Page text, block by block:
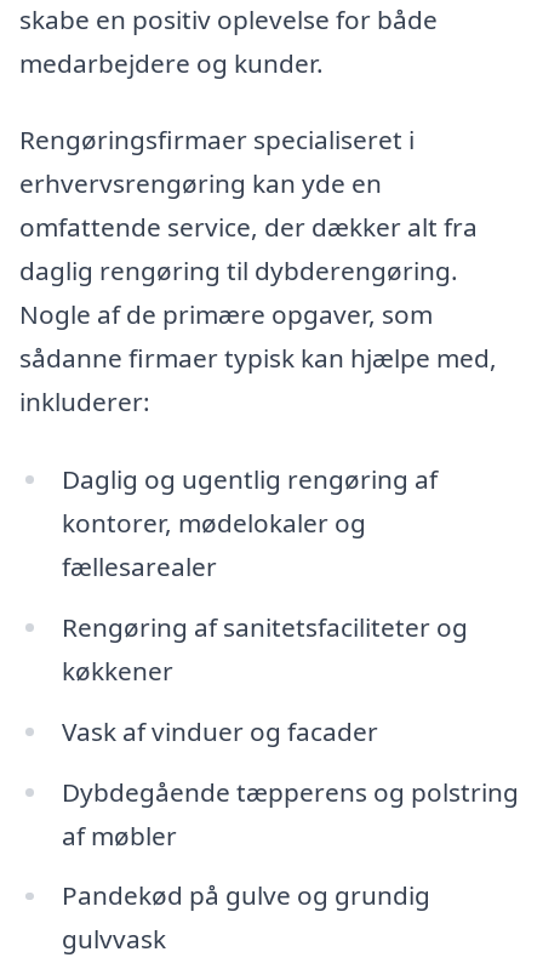
skabe en positiv oplevelse for både
medarbejdere og kunder.
Rengøringsfirmaer specialiseret i
erhvervsrengøring kan yde en
omfattende service, der dækker alt fra
daglig rengøring til dybderengøring.
Nogle af de primære opgaver, som
sådanne firmaer typisk kan hjælpe med,
inkluderer:
Daglig og ugentlig rengøring af
kontorer, mødelokaler og
fællesarealer
Rengøring af sanitetsfaciliteter og
køkkener
Vask af vinduer og facader
Dybdegående tæpperens og polstring
af møbler
Pandekød på gulve og grundig
gulvvask